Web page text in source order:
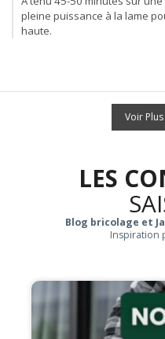
pleine puissance à la lame
haute.
Voir Plus
LES
Blog bricolage et
Inspiration